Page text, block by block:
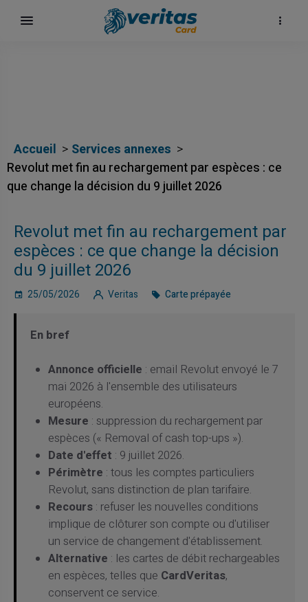
Accueil
Services annexes
Revolut met fin au rechargement par espèces : ce
que change la décision du 9 juillet 2026
Revolut met fin au rechargement par
espèces : ce que change la décision
du 9 juillet 2026
25/05/2026 Veritas Carte prépayée
En bref
Annonce officielle : email Revolut envoyé le 7
mai 2026 à l'ensemble des utilisateurs
européens.
Mesure : suppression du rechargement par
espèces (« Removal of cash top-ups »).
Date d'effet : 9 juillet 2026.
Périmètre : tous les comptes particuliers
Revolut, sans distinction de plan tarifaire.
Recours : refuser les nouvelles conditions
implique de clôturer son compte ou d'utiliser
un service de changement d'établissement.
Alternative : les cartes de débit rechargeables
en espèces, telles que CardVeritas,
conservent ce service.